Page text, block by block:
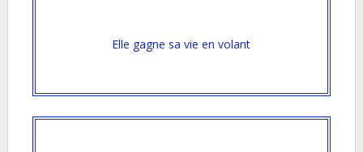
Elle gagne sa vie en volant